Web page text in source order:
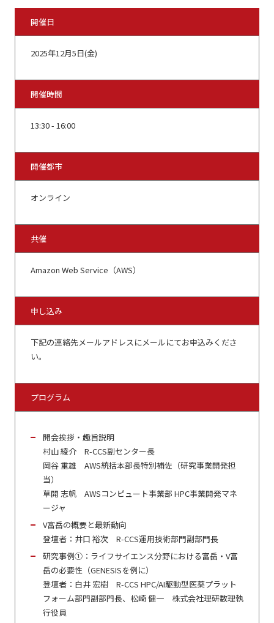
開催日
2025年12月5日(金)
開催時間
13:30 - 16:00
開催都市
オンライン
共催
Amazon Web Service（AWS）
申し込み
下記の連絡先メールアドレスにメールにてお申込みくださ
い。
プログラム
開会挨拶・趣旨説明
村山 綾介 R-CCS副センター長
岡谷 重雄 AWS統括本部長特別補佐（研究事業開発担
当）
草開 志帆 AWSコンピュート事業部 HPC事業開発マネ
ージャ
V富岳の概要と最新動向
登壇者：井口 裕次 R-CCS運用技術部門副部門長
研究事例①：ライフサイエンス分野における富岳・V富
岳の必要性（GENESISを例に）
登壇者：白井 宏樹 R-CCS HPC/AI駆動型医薬プラット
フォーム部門副部門長、松崎 健一 株式会社理研数理執
行役員